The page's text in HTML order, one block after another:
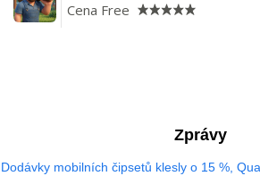
Cena Free
Zprávy
Dodávky mobilních čipsetů klesly o 15 %,